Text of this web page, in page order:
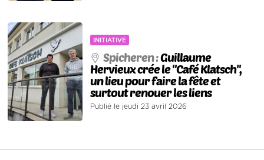
INITIATIVE
Spicheren :Guillaume
Hervieux crée le "Café Klatsch",
un lieu pour faire la fête et
surtout renouer les liens
Publié le jeudi 23 avril 2026